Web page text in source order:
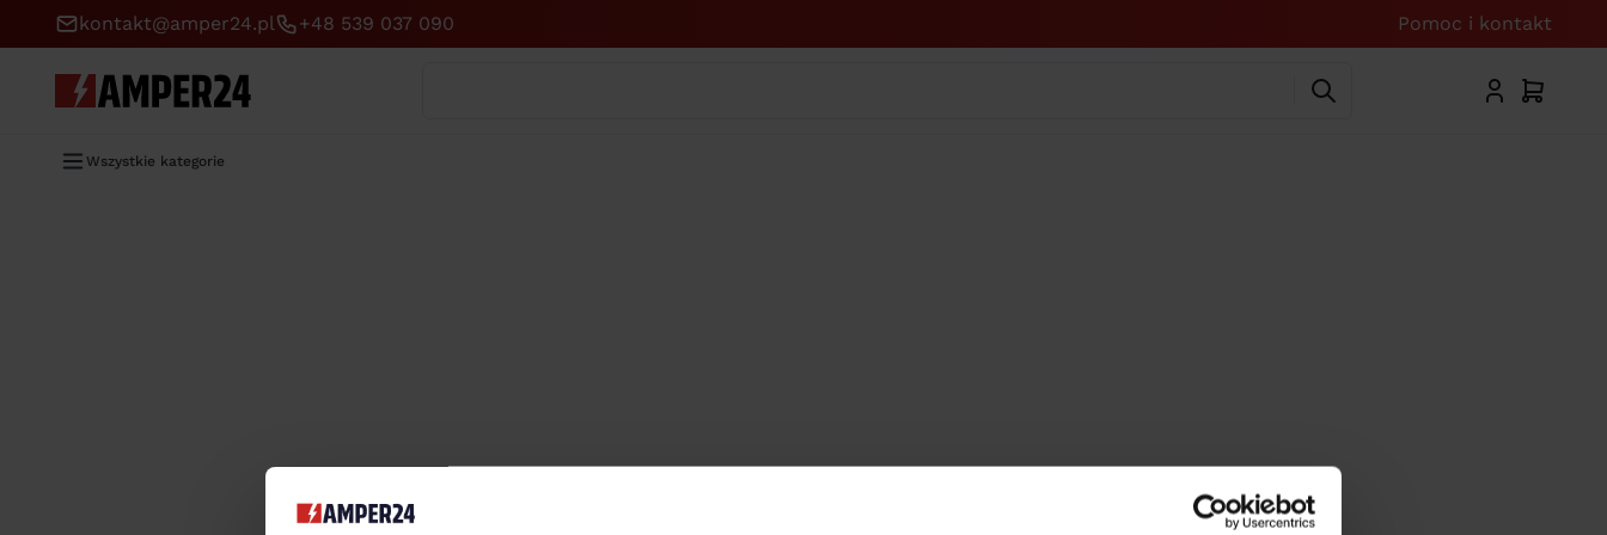
Pomoc i kontakt
kontakt@amper24.pl +48 539 037 090
Wszystkie kategorie